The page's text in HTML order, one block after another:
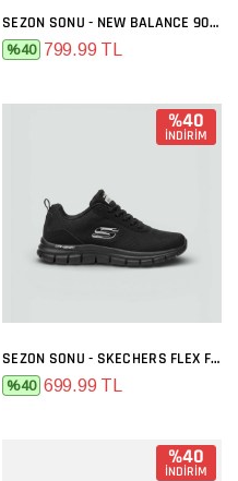
SEZON SONU - NEW BALANCE 9060 GRI FÜME
%40 799.99 TL
%40
İNDİRİM
SEZON SONU - SKECHERS FLEX FULL SIYAH
%40 699.99 TL
%40
İNDİRİM